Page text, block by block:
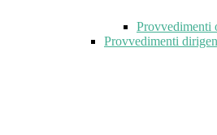
Provvedimenti
Provvedimenti